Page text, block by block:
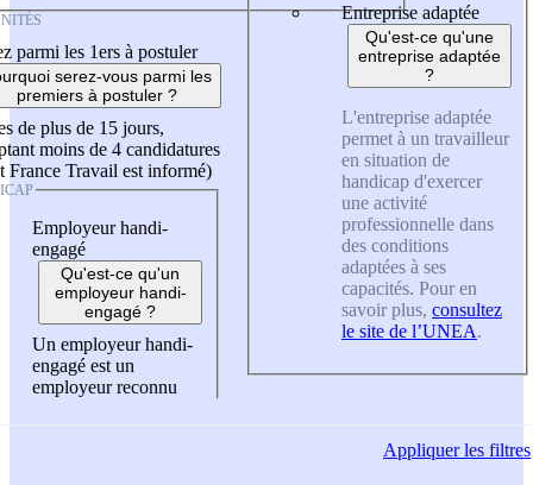
parmi les 1ers à postuler
serez-vous parmi les
premiers à postuler ?
de plus de 15 jours,
moins de 4 candidatures
France Travail est informé)
Employeur handi-
engagé
Qu'est-ce qu'un
employeur handi-
engagé ?
Un employeur handi-
engagé est un
employeur reconnu
Entreprise adaptée
Qu'est-ce qu'une
entreprise adaptée
?
L'entreprise adaptée
permet à un travailleur
en situation de
handicap d'exercer
une activité
professionnelle dans
des conditions
adaptées à ses
capacités. Pour en
savoir plus, consultez
le site de l’UNEA.
Appliquerles filtres